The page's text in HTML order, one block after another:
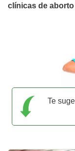
clínicas de aborto
Te